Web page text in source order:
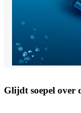
Glijdt soepel over